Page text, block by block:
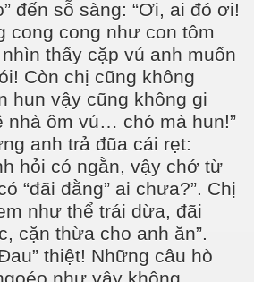
đến sỗ sàng: “Ơi, ai đó ơi!
cong cong như con tôm
thấy cặp vú anh muốn
Còn chị cũng không
hun vậy cũng không gi
nhà ôm vú… chó mà hun!”
anh trả đũa cái rẹt:
hỏi có ngằn, vậy chớ từ
“đãi đằng” ai chưa?”. Chị
như thể trái dừa, đãi
cặn thừa cho anh ăn”.
thiệt! Những câu hò